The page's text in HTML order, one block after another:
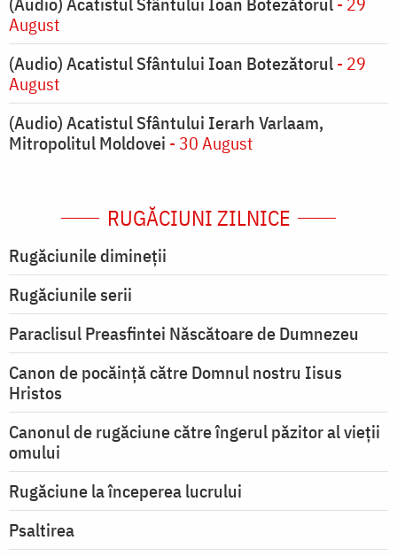
August
(Audio) Acatistul Sfântului Ioan Botezătorul- 29
August
(Audio) Acatistul Sfântului Ierarh Varlaam,
Mitropolitul Moldovei - 30 August
RUGĂCIUNI ZILNICE
Rugăciunile dimineții
Rugăciunile serii
Paraclisul Preasfintei Născătoare de Dumnezeu
Canon de pocăință către Domnul nostru Iisus
Hristos
Canonul de rugăciune către îngerul păzitor al vieții
omului
Rugăciune la începerea lucrului
Psaltirea